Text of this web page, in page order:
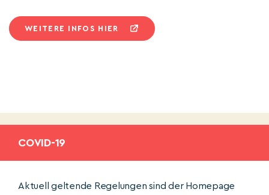
WEITERE INFOS HIER
COVID-19
Aktuell geltende Regelungen sind der Homepage